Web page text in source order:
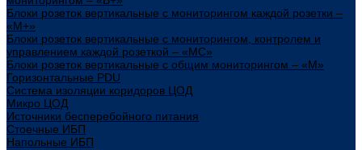
Блоки розеток вертикальные с мониторингом каждой розетки –
«М+»
Блоки розеток вертикальные с мониторингом, контролем и
управлением каждой розеткой – «МС»
Блоки розеток вертикальные с общим мониторингом – «М»
Горизонтальные PDU
Система изоляции коридоров ЦОД
Микро ЦОД
Источники бесперебойного питания
Стоечные ИБП
Напольные ИБП